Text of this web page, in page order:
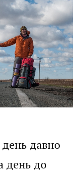
давно
день до